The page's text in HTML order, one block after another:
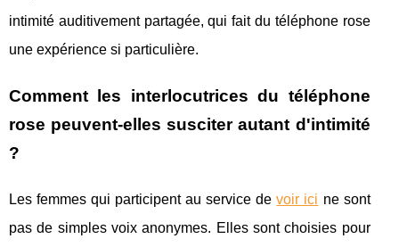
intimité auditivement partagée, qui fait du téléphone rose
une expérience si particulière.
Comment les interlocutrices du téléphone
rose peuvent-elles susciter autant d'intimité
?
Les femmes qui participent au service devoir ici ne sont
pas de simples voix anonymes. Elles sont choisies pour